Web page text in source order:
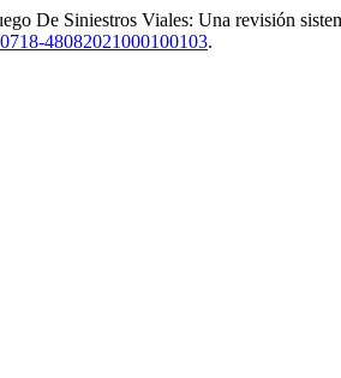
De Siniestros Viales: Una revisión
48082021000100103.